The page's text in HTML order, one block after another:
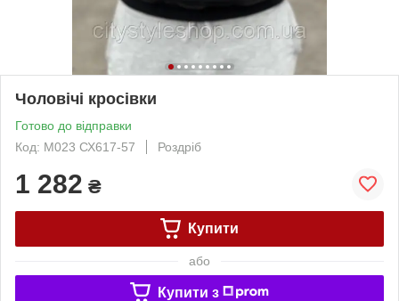
Чоловічі кросівки
Готово до відправки
Код: М023 СХ617-57
Роздріб
1 282 ₴
Купити
або
Купити з